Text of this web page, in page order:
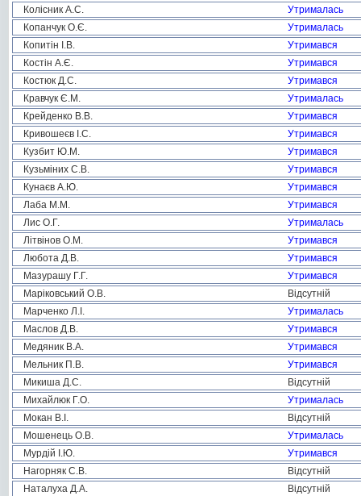
Колісник А.С.
Утрималась
Копанчук О.Є.
Утрималась
Копитін І.В.
Утримався
Костін А.Є.
Утримався
Костюк Д.С.
Утримався
Кравчук Є.М.
Утрималась
Крейденко В.В.
Утримався
Кривошеєв І.С.
Утримався
Кузбит Ю.М.
Утримався
Кузьміних С.В.
Утримався
Кунаєв А.Ю.
Утримався
Лаба М.М.
Утримався
Лис О.Г.
Утрималась
Літвінов О.М.
Утримався
Любота Д.В.
Утримався
Мазурашу Г.Г.
Утримався
Маріковський О.В.
Відсутній
Марченко Л.І.
Утрималась
Маслов Д.В.
Утримався
Медяник В.А.
Утримався
Мельник П.В.
Утримався
Микиша Д.С.
Відсутній
Михайлюк Г.О.
Утрималась
Мокан В.І.
Відсутній
Мошенець О.В.
Утрималась
Мурдій І.Ю.
Утримався
Нагорняк С.В.
Відсутній
Наталуха Д.А.
Відсутній